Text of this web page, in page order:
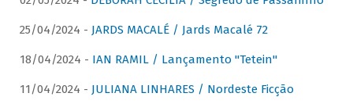
25/04/2024 - JARDS MACALÉ / Jards Macalé 72
18/04/2024 - IAN RAMIL / Lançamento "Tetein"
11/04/2024 - JULIANA LINHARES / Nordeste Ficção